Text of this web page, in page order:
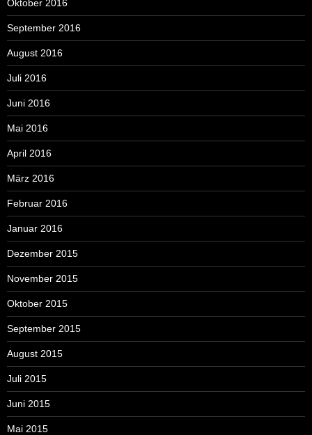
Oktober 2016
September 2016
August 2016
Juli 2016
Juni 2016
Mai 2016
April 2016
März 2016
Februar 2016
Januar 2016
Dezember 2015
November 2015
Oktober 2015
September 2015
August 2015
Juli 2015
Juni 2015
Mai 2015